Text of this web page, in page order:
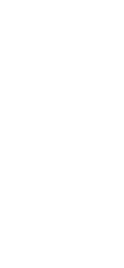
いて
27シーズン試
27シーズン